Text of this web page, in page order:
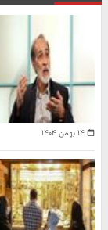
۱۴ بهمن ۱۴۰۴